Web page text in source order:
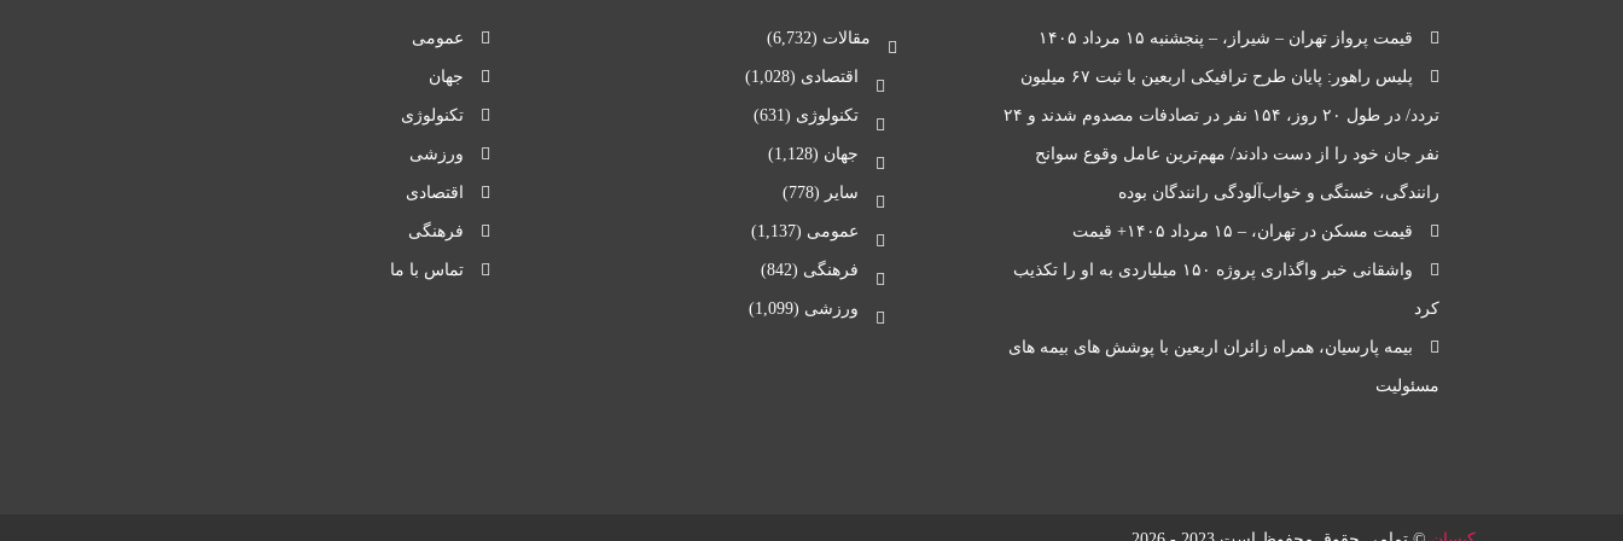
قیمت پرواز تهران – شیراز، – پنجشنبه ۱۵ مرداد ۱۴۰۵
پلیس راهور: پایان طرح ترافیکی اربعین با ثبت ۶۷ میلیون
تردد/ در طول ۲۰ روز، ۱۵۴ نفر در تصادفات مصدوم شدند و ۲۴
نفر جان خود را از دست دادند/ مهم‌ترین عامل وقوع سوانح
رانندگی، خستگی و خواب‌آلودگی رانندگان بوده
قیمت مسکن در تهران، – ۱۵ مرداد ۱۴۰۵+ قیمت
واشقانی خبر واگذاری پروژه ۱۵۰ میلیاردی به او را تکذیب
کرد
بیمه پارسیان، همراه زائران اربعین با پوشش های بیمه های
مسئولیت
مقالات (6,732)
اقتصادی (1,028)
تکنولوژی (631)
جهان (1,128)
سایر (778)
عمومی (1,137)
فرهنگی (842)
ورزشی (1,099)
عمومی
جهان
تکنولوژی
ورزشی
اقتصادی
فرهنگی
تماس با ما